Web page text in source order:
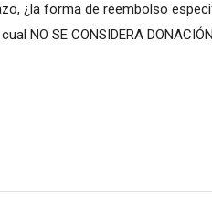
¿la forma de reembolso
NO SE CONSIDERA